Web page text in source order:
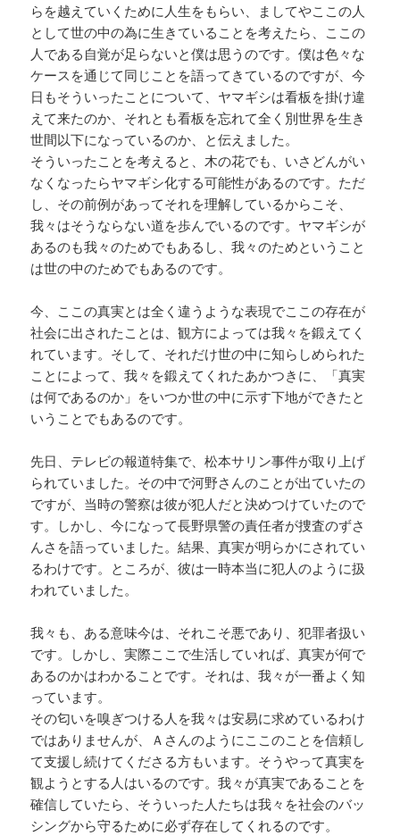
らを越えていくために人生をもらい、ましてやここの人
として世の中の為に生きていることを考えたら、ここの
人である自覚が足らないと僕は思うのです。僕は色々な
ケースを通じて同じことを語ってきているのですが、今
日もそういったことについて、ヤマギシは看板を掛け違
えて来たのか、それとも看板を忘れて全く別世界を生き
世間以下になっているのか、と伝えました。
そういったことを考えると、木の花でも、いさどんがい
なくなったらヤマギシ化する可能性があるのです。ただ
し、その前例があってそれを理解しているからこそ、
我々はそうならない道を歩んでいるのです。ヤマギシが
あるのも我々のためでもあるし、我々のためということ
は世の中のためでもあるのです。
今、ここの真実とは全く違うような表現でここの存在が
社会に出されたことは、観方によっては我々を鍛えてく
れています。そして、それだけ世の中に知らしめられた
ことによって、我々を鍛えてくれたあかつきに、「真実
は何であるのか」をいつか世の中に示す下地ができたと
いうことでもあるのです。
先日、テレビの報道特集で、松本サリン事件が取り上げ
られていました。その中で河野さんのことが出ていたの
ですが、当時の警察は彼が犯人だと決めつけていたので
す。しかし、今になって長野県警の責任者が捜査のずさ
んさを語っていました。結果、真実が明らかにされてい
るわけです。ところが、彼は一時本当に犯人のように扱
われていました。
我々も、ある意味今は、それこそ悪であり、犯罪者扱い
です。しかし、実際ここで生活していれば、真実が何で
あるのかはわかることです。それは、我々が一番よく知
っています。
その匂いを嗅ぎつける人を我々は安易に求めているわけ
ではありませんが、Ａさんのようにここのことを信頼し
て支援し続けてくださる方もいます。そうやって真実を
観ようとする人はいるのです。我々が真実であることを
確信していたら、そういった人たちは我々を社会のバッ
シングから守るために必ず存在してくれるのです。